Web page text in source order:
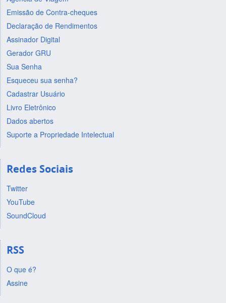
Emissão de Contra-cheques
Declaração de Rendimentos
Assinador Digital
Gerador GRU
Sua Senha
Esqueceu sua senha?
Cadastrar Usuário
Livro Eletrônico
Dados abertos
Suporte a Propriedade Intelectual
Redes Sociais
Twitter
YouTube
SoundCloud
RSS
O que é?
Assine